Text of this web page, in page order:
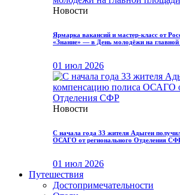
Новости
Ярмарка вакансий и мастер-класс от
«Знание» — в День молодёжи на
01 июл 2026
Новости
С начала года 33 жителя Адыгеи
ОСАГО от регионального Отделения
01 июл 2026
Путешествия
Достопримечательности